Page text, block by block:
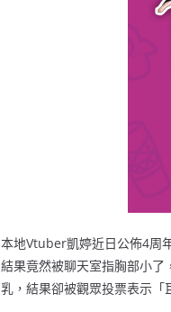
本地Vtuber凱婷近日公佈4周
結果竟然被聊天室指胸部小
乳，結果卻被觀眾投票表示「